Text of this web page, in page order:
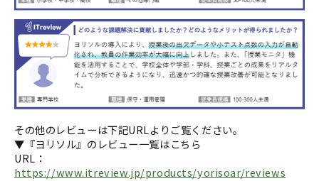
その他のレビューは下記URLよりご覧ください。
▼『ヨリソル』のレビュー一覧はこちら
URL：
https://www.itreview.jp/products/yorisoar/reviews